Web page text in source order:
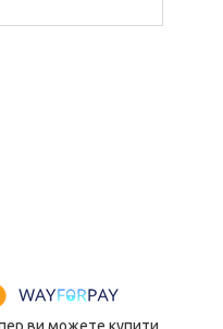
ви можете купити